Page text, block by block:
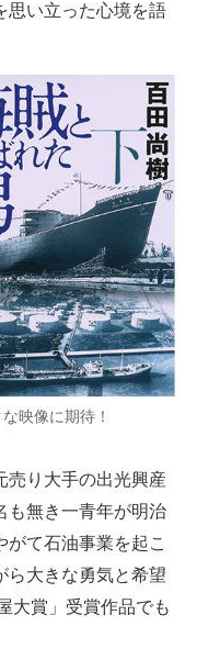
思い立った心境を語
映像に期待！
り大手の出光興産
も無き一青年が明治
て石油事業を起こ
ら大きな勇気と希望
大賞」受賞作品でも